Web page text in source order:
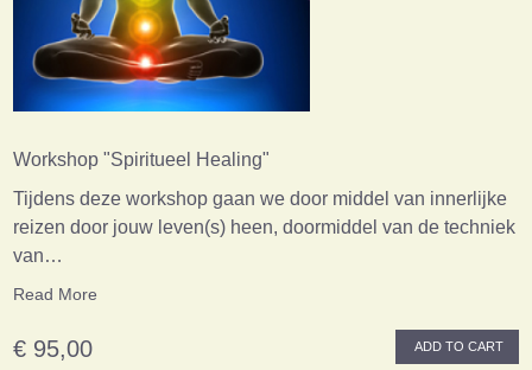
Workshop "Spiritueel Healing"
Tijdens deze workshop gaan we door middel van innerlijke
reizen door jouw leven(s) heen, doormiddel van de techniek
van…
Read More
€ 95,00 ADD TO CART